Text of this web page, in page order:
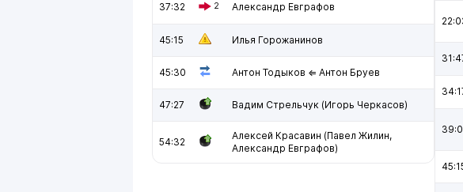
37:32 2 Александр Евграфов
45:15 Илья Горожанинов
45:30 Антон Тодыков ⇐ Антон Бруев
47:27 Вадим Стрельчук (Игорь Черкасов)
54:32
Алексей Красавин (Павел Жилин,
Александр Евграфов)